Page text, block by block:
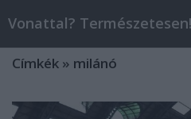
Vonattal? Természetesen!
Címkék » milánó